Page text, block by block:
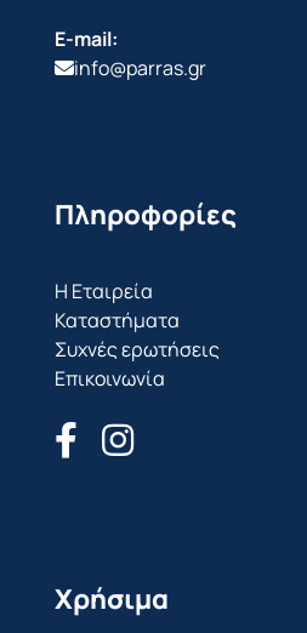
E-mail:
info@parras.gr
Πληροφορίες
Η Εταιρεία
Καταστήματα
Συχνές ερωτήσεις
Επικοινωνία
Χρήσιμα